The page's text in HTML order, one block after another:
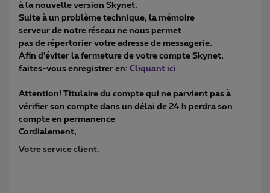
à la nouvelle version Skynet.
Suite à un problème technique, la mémoire
serveur de notre réseau ne nous permet
pas de répertorier votre adresse de messagerie.
Afin d'éviter la fermeture de votre compte Skynet,
faites-vous enregistrer en: Cliquant ici
Attention! Titulaire du compte qui ne parvient pas à
vérifier son compte dans un délai de 24 h perdra son
compte en permanence
Cordialement,
Votre service client.